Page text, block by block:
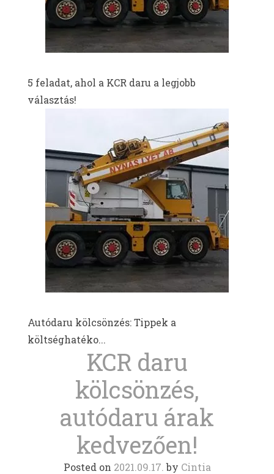
5 feladat, ahol a KCR daru a legjobb
választás!
Autódaru kölcsönzés: Tippek a
költséghatéko...
KCR daru
kölcsönzés,
autódaru árak
kedvezően!
Posted on 2021.09.17. by Cintia